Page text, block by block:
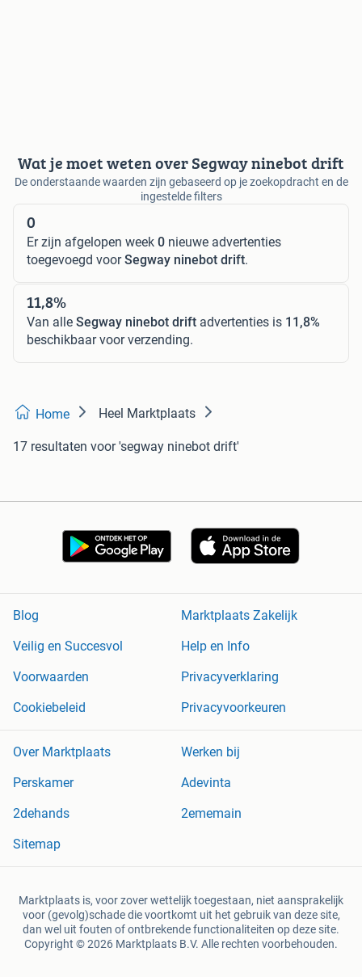
Wat je moet weten over Segway ninebot drift
De onderstaande waarden zijn gebaseerd op je zoekopdracht en de
ingestelde filters
0
Er zijn afgelopen week 0 nieuwe advertenties
toegevoegd voorSegway ninebot drift.
11,8%
Van alle Segway ninebot drift advertenties is 11,8%
beschikbaar voor verzending.
Home Heel Marktplaats
17 resultaten voor 'segway ninebot drift'
Blog
Marktplaats Zakelijk
Veilig en Succesvol
Help en Info
Voorwaarden
Privacyverklaring
Cookiebeleid
Privacyvoorkeuren
Over Marktplaats
Werken bij
Perskamer
Adevinta
2dehands
2ememain
Sitemap
Marktplaats is, voor zover wettelijk toegestaan, niet aansprakelijk
voor (gevolg)schade die voortkomt uit het gebruik van deze site,
dan wel uit fouten of ontbrekende functionaliteiten op deze site.
Copyright © 2026 Marktplaats B.V. Alle rechten voorbehouden.